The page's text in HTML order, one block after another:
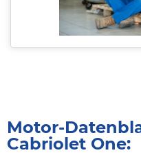
Motor-
Cabriolet One: